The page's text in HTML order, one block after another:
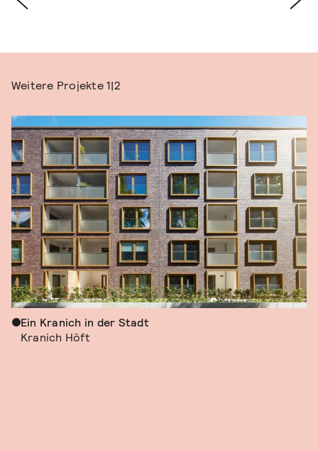
Weitere Projekte1|2
Ein Kranich in der Stadt
Kranich Höft